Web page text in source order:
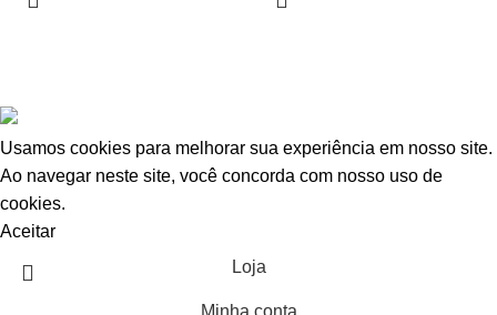
Usamos cookies para melhorar sua experiência em nosso site.
Ao navegar neste site, você concorda com nosso uso de
cookies.
Aceitar
Loja